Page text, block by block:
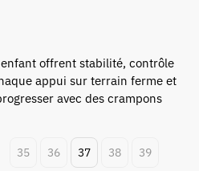
offrent stabilité, contrôle
appui sur terrain ferme et
avec des crampons
35 36 37 38 39